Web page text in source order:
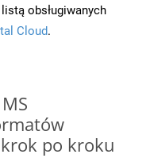
obsługiwanych
Cloud.
po kroku